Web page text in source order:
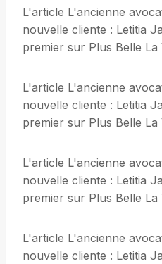
L'article L'ancienne
nouvelle cliente : Letitia
premier sur Plus Belle La
L'article L'ancienne
nouvelle cliente : Letitia
premier sur Plus Belle La
L'article L'ancienne
nouvelle cliente : Letitia
premier sur Plus Belle La
L'article L'ancienne
nouvelle cliente : Letitia